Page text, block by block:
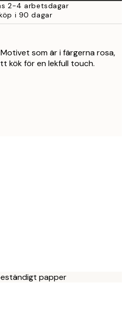
2-4 arbetsdagar
i 90 dagar
som är i färgerna rosa,
kök för en lekfull touch.
papper